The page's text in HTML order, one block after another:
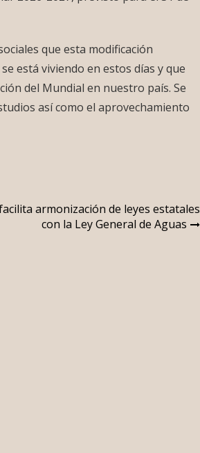
que esta modificación
está viviendo en estos días y que
del Mundial en nuestro país. Se
así como el aprovechamiento
armonización de leyes estatales
con la Ley General de Aguas